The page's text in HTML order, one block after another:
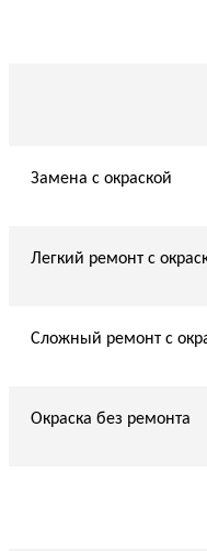
Замена с окраской
Легкий ремонт с
Сложный ремонт с
Окраска без ремонта